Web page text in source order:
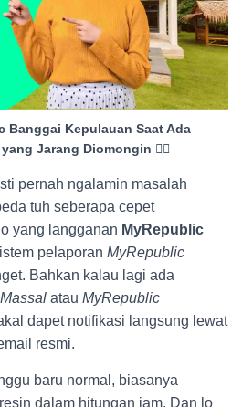
Banggai Kepulauan Saat Ada
Jarang Diomongin 😮‍💨
pernah ngalamin masalah
tuh seberapa cepet
yang langganan MyRepublic
pelaporan MyRepublic
Bahkan kalau lagi ada
atau MyRepublic
dapet notifikasi langsung lewat
resmi.
baru normal, biasanya
dalam hitungan jam. Dan lo